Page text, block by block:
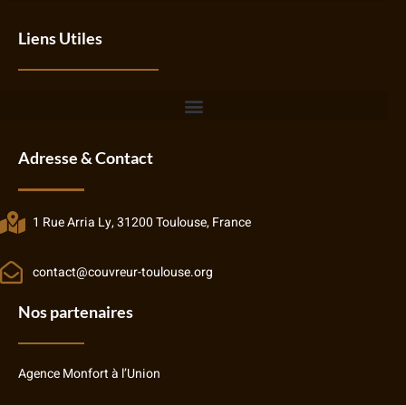
Liens Utiles
Adresse & Contact
1 Rue Arria Ly, 31200 Toulouse, France
contact@couvreur-toulouse.org
Nos partenaires
Agence Monfort à l’Union